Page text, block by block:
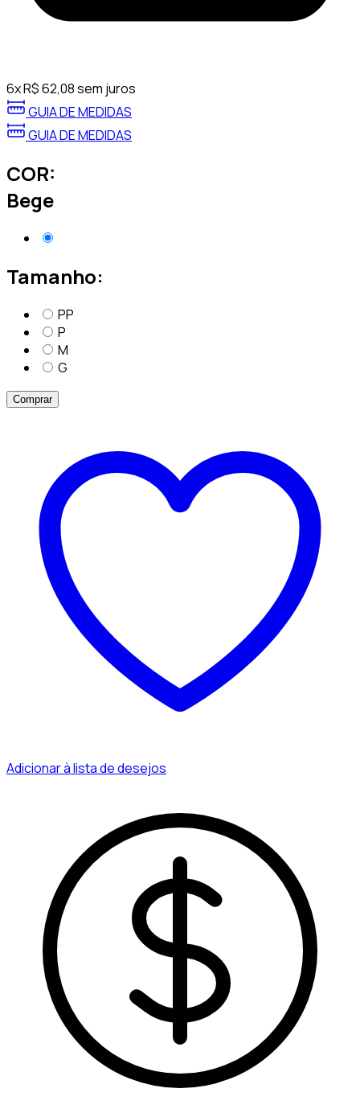
6xR$62,08sem juros
GUIA DE MEDIDAS
GUIA DE MEDIDAS
COR:
Bege
Tamanho:
PP
P
M
G
Comprar
Adicionar à lista de desejos